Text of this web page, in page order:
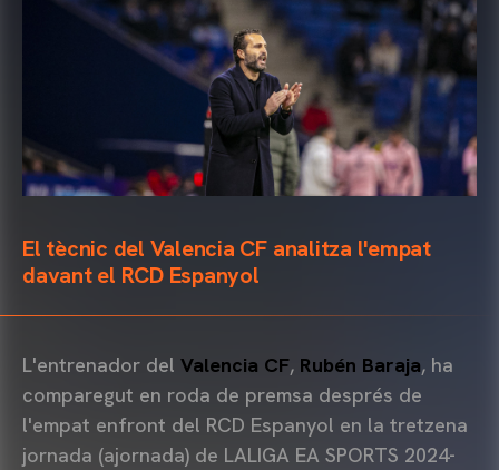
El tècnic del Valencia CF analitza l'empat
davant el RCD Espanyol
L'entrenador del Valencia CF, Rubén Baraja, ha
comparegut en roda de premsa després de
l'empat enfront del RCD Espanyol en la tretzena
jornada (ajornada) de LALIGA EA SPORTS 2024-